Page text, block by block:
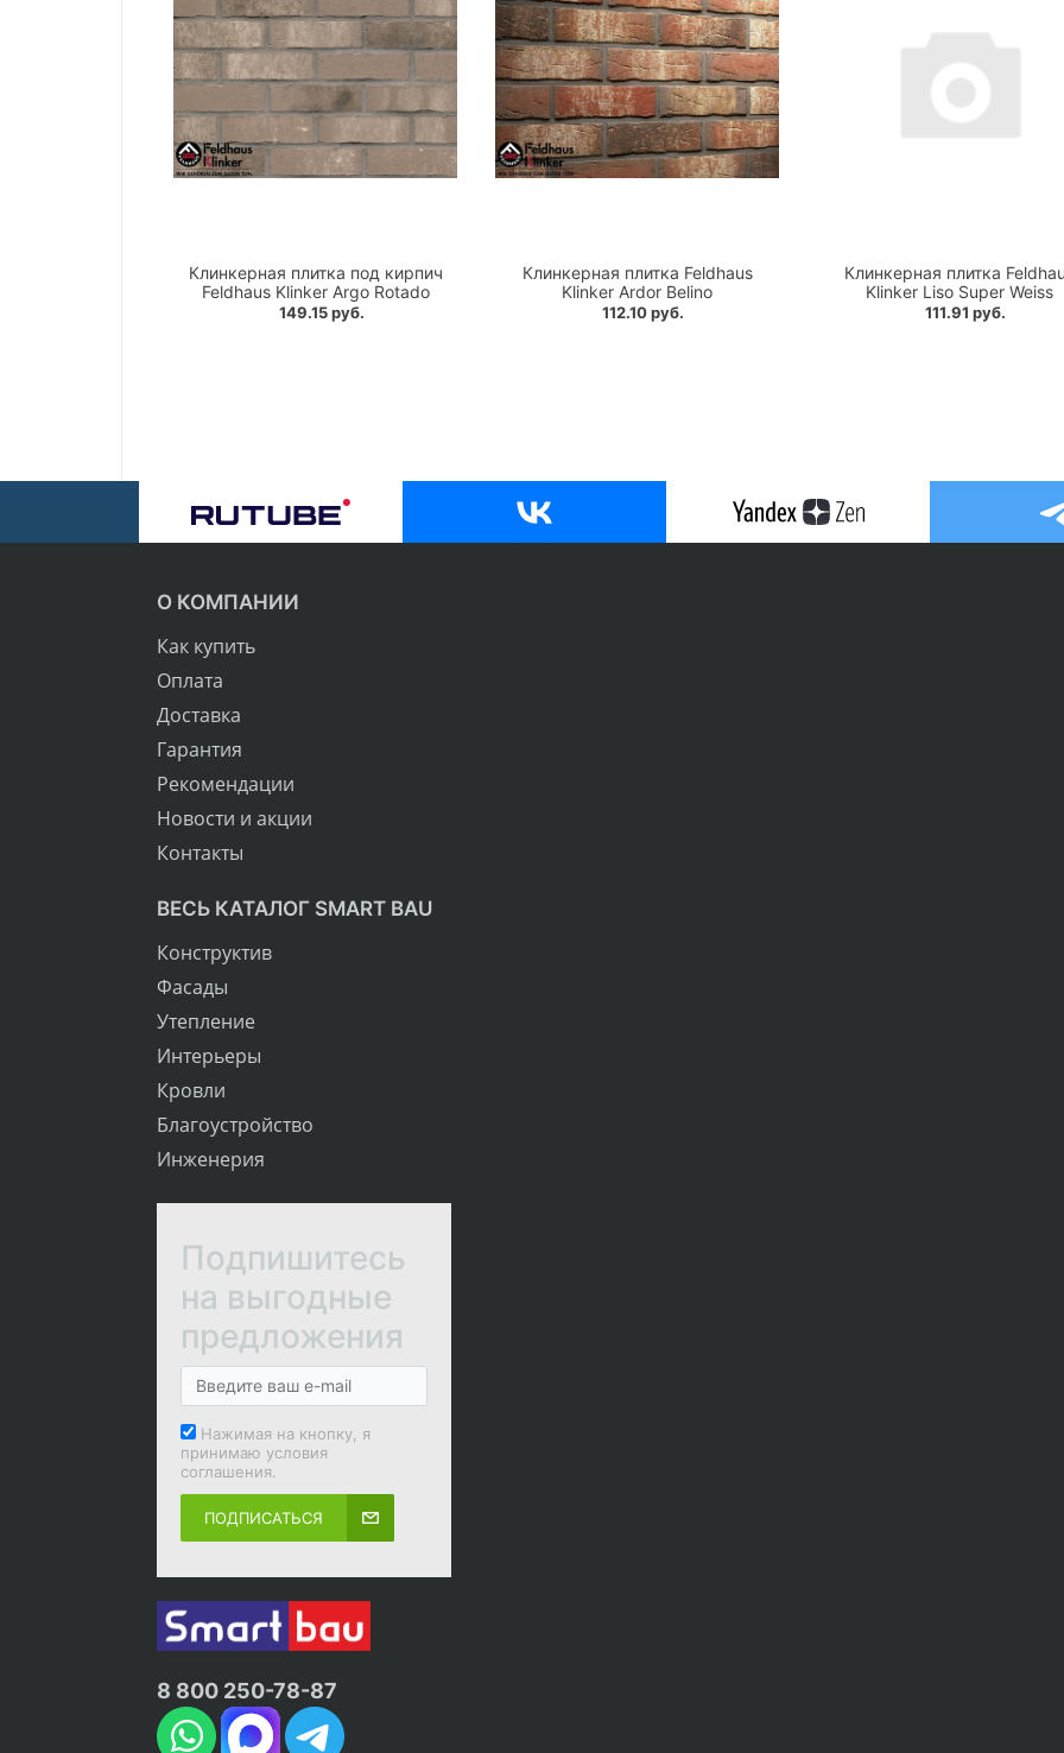
Клинкерная плитка под кирпич
Feldhaus Klinker Argo Rotado
149.15 руб.
Клинкерная плитка Feldhaus
Klinker Ardor Belino
112.10 руб.
Клинкерная плитка
Klinker Liso Super Weiss
111.91 руб.
О КОМПАНИИ
Как купить
Оплата
Доставка
Гарантия
Рекомендации
Новости и акции
Контакты
ВЕСЬ КАТАЛОГ SMART BAU
Конструктив
Фасады
Утепление
Интерьеры
Кровли
Благоустройство
Инженерия
Подпишитесь
на выгодные
предложения
Нажимая на кнопку, я
принимаю условия
соглашения.
ПОДПИСАТЬСЯ
8 800 250-78-87